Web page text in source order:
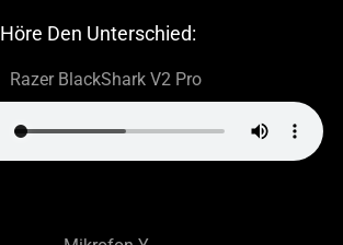
Höre Den Unterschied:
Razer BlackShark V2 Pro